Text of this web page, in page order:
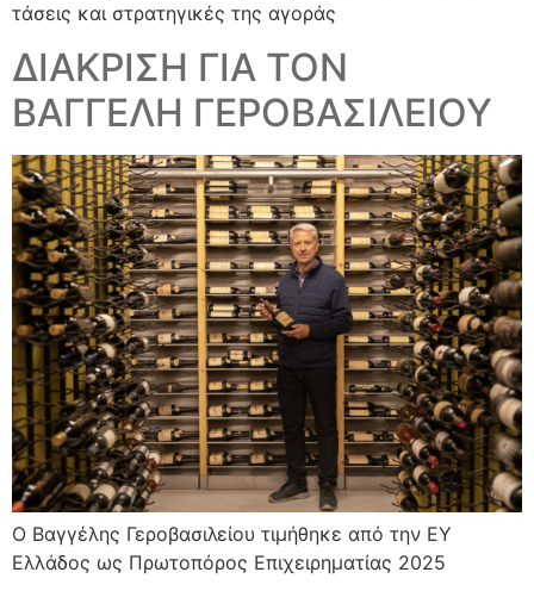
τάσεις και στρατηγικές της αγοράς
ΔΙΑΚΡΙΣΗ ΓΙΑ ΤΟΝ
ΒΑΓΓΕΛΗ ΓΕΡΟΒΑΣΙΛΕΙΟΥ
Ο Βαγγέλης Γεροβασιλείου τιμήθηκε από την EY
Ελλάδος ως Πρωτοπόρος Επιχειρηματίας 2025